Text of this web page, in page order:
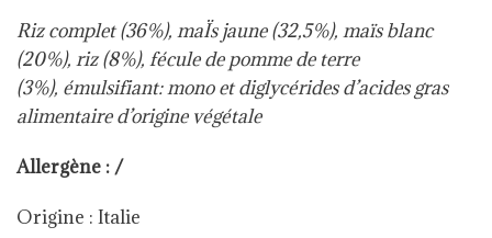
Riz complet (36%), maÏs jaune (32,5%), maïs blanc
(20%), riz (8%), fécule de pomme de terre
(3%), émulsifiant: mono et diglycérides d’acides gras
alimentaire d’origine végétale
Allergène : /
Origine : Italie